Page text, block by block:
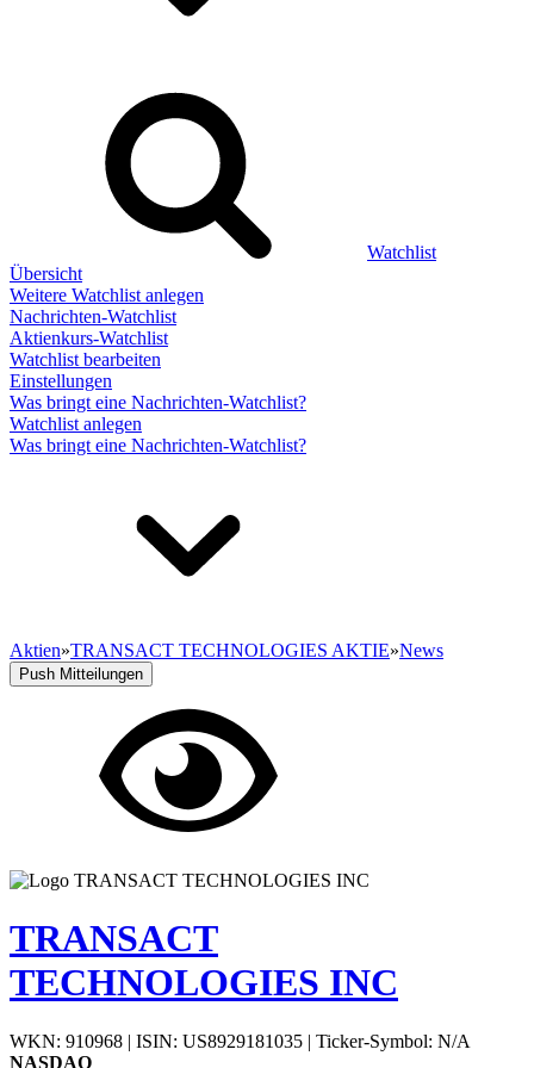
Watchlist
Übersicht
Weitere Watchlist anlegen
Nachrichten-Watchlist
Aktienkurs-Watchlist
Watchlist bearbeiten
Einstellungen
Was bringt eine Nachrichten-Watchlist?
Watchlist anlegen
Was bringt eine Nachrichten-Watchlist?
Aktien»TRANSACT TECHNOLOGIES AKTIE»News
Push Mitteilungen
TRANSACT
TECHNOLOGIES INC
WKN: 910968 | ISIN: US8929181035 | Ticker-Symbol: N/A
NASDAQ